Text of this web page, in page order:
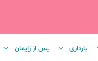
بارداری پس از زایمان